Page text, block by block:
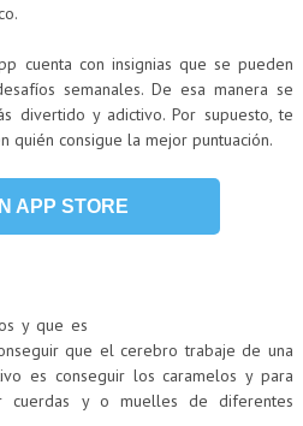
cuenta con insignias que se pueden
semanales. De esa manera se
divertido y adictivo. Por supuesto, te
quién consigue la mejor puntuación.
APP STORE
y que es
que el cerebro trabaje de una
es conseguir los caramelos y para
cuerdas y o muelles de diferentes